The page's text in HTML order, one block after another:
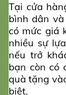
Tại cửa
bình dân
có mức giá
nhiều sự
nếu trở
bạn còn có
quà tặng
biệt.